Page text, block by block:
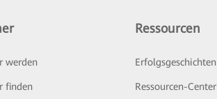
werden
finden
Ressourcen
Erfolgsgeschichten
Ressourcen-Center